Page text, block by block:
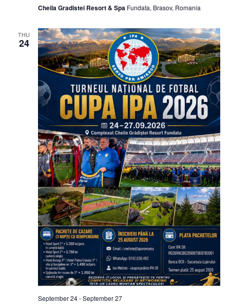
Cheila Gradistei Resort & Spa Fundata, Brasov, Romania
THU
24
September 24-September 27